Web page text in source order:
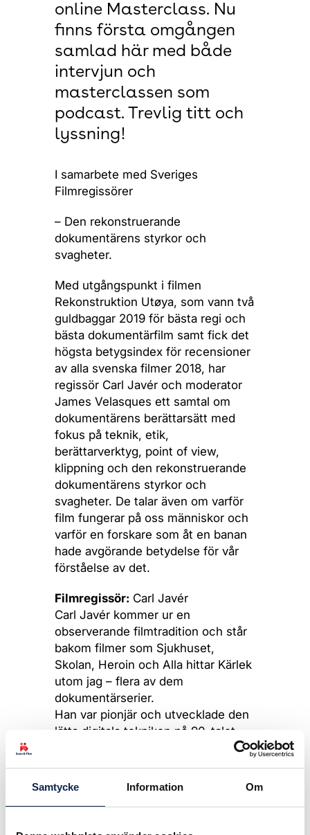
Samtycke Information Om
online Masterclass. Nu
finns första omgången
samlad här med både
intervjun och
masterclassen som
podcast. Trevlig titt och
lyssning!
I samarbete med Sveriges
Filmregissörer
– Den rekonstruerande
dokumentärens styrkor och
svagheter.
Med utgångspunkt i filmen
Rekonstruktion Utøya, som vann två
guldbaggar 2019 för bästa regi och
bästa dokumentärfilm samt fick det
högsta betygsindex för recensioner
av alla svenska filmer 2018, har
regissör Carl Javér och moderator
James Velasques ett samtal om
dokumentärens berättarsätt med
fokus på teknik, etik,
berättarverktyg, point of view,
klippning och den rekonstruerande
dokumentärens styrkor och
svagheter. De talar även om varför
film fungerar på oss människor och
varför en forskare som åt en banan
hade avgörande betydelse för vår
förståelse av det.
Filmregissör: Carl Javér
Carl Javér kommer ur en
observerande filmtradition och står
bakom filmer som Sjukhuset,
Skolan, Heroin och Alla hittar Kärlek
utom jag – flera av dem
dokumentärserier.
Han var pionjär och utvecklade den
lätta digitala tekniken på 90-talet.
Idag föreläser han på filmskolor som
Akademin Valand, Stockholms
Dramatiska Högskola och Stavanger
nomineringsgruppen för